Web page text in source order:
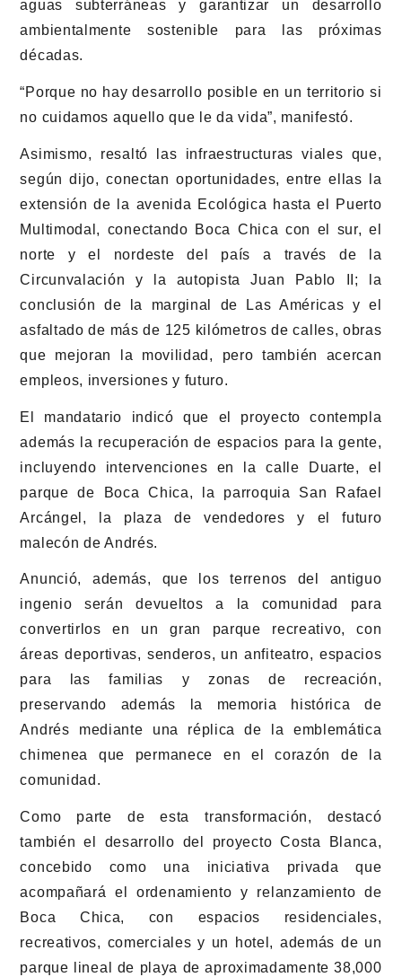
aguas subterráneas y garantizar un desarrollo
ambientalmente sostenible para las próximas
décadas.
“Porque no hay desarrollo posible en un territorio si
no cuidamos aquello que le da vida”, manifestó.
Asimismo, resaltó las infraestructuras viales que,
según dijo, conectan oportunidades, entre ellas la
extensión de la avenida Ecológica hasta el Puerto
Multimodal, conectando Boca Chica con el sur, el
norte y el nordeste del país a través de la
Circunvalación y la autopista Juan Pablo II; la
conclusión de la marginal de Las Américas y el
asfaltado de más de 125 kilómetros de calles, obras
que mejoran la movilidad, pero también acercan
empleos, inversiones y futuro.
El mandatario indicó que el proyecto contempla
además la recuperación de espacios para la gente,
incluyendo intervenciones en la calle Duarte, el
parque de Boca Chica, la parroquia San Rafael
Arcángel, la plaza de vendedores y el futuro
malecón de Andrés.
Anunció, además, que los terrenos del antiguo
ingenio serán devueltos a la comunidad para
convertirlos en un gran parque recreativo, con
áreas deportivas, senderos, un anfiteatro, espacios
para las familias y zonas de recreación,
preservando además la memoria histórica de
Andrés mediante una réplica de la emblemática
chimenea que permanece en el corazón de la
comunidad.
Como parte de esta transformación, destacó
también el desarrollo del proyecto Costa Blanca,
concebido como una iniciativa privada que
acompañará el ordenamiento y relanzamiento de
Boca Chica, con espacios residenciales,
recreativos, comerciales y un hotel, además de un
parque lineal de playa de aproximadamente 38,000